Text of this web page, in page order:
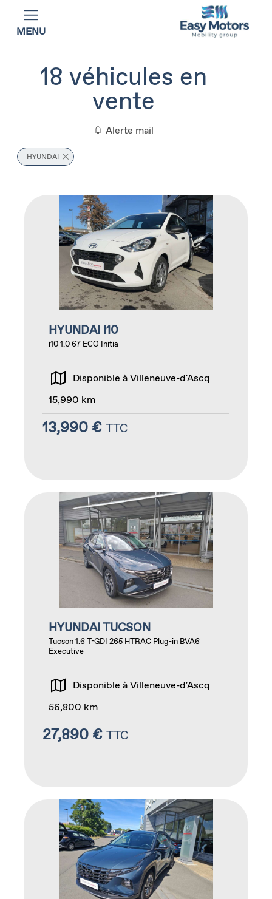
MENU
18 véhicules en
vente
Alerte mail
HYUNDAI
HYUNDAI I10
i10 1.0 67 ECO Initia
Disponible à Villeneuve-d'Ascq
15,990 km
13,990 € TTC
HYUNDAI TUCSON
Tucson 1.6 T-GDI 265 HTRAC Plug-in BVA6
Executive
Disponible à Villeneuve-d'Ascq
56,800 km
27,890 € TTC